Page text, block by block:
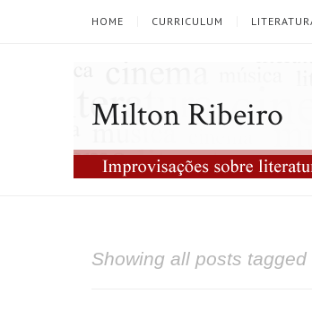
HOME CURRICULUM
Milton Ribeiro
Showing all posts tagged